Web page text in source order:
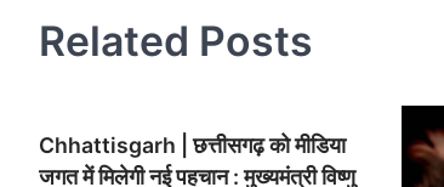
Related Posts
Chhattisgarh | छत्तीसगढ़ को मीडिया
जगत में मिलेगी नई पहचान : मुख्यमंत्री विष्णु